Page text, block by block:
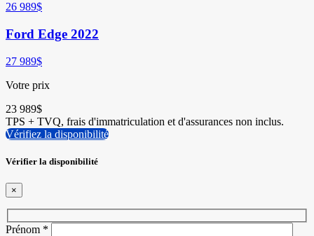
26 989$
Ford Edge 2022
27 989$
Votre prix
23 989$
TPS + TVQ, frais d'immatriculation et d'assurances non inclus.
Vérifiez la disponibilité
Vérifier la disponibilité
×
Prénom *